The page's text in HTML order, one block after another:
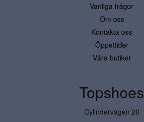
Vanliga frågor
Om oss
Kontakta oss
Öppettider
Våra butiker
Topshoes
Cylindervägen 20